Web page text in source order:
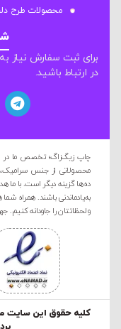
محصولات طرح
برای ثبت سفارش نیاز
در ارتباط باشید.
چاپ زیگ‌زاگ؛ تخصص ما در
محصولاتی از جنس
ده‌ها گزینه دیگر است. با
به‌یادماندنی باشند. همراه
و لحظاتتان را جاودانه
کليه حقوق این سایت